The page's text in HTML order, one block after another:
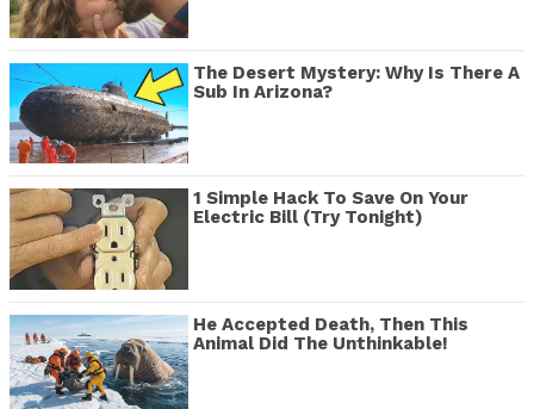
The Desert Mystery: Why Is There A
Sub In Arizona?
1 Simple Hack To Save On Your
Electric Bill (Try Tonight)
He Accepted Death, Then This
Animal Did The Unthinkable!